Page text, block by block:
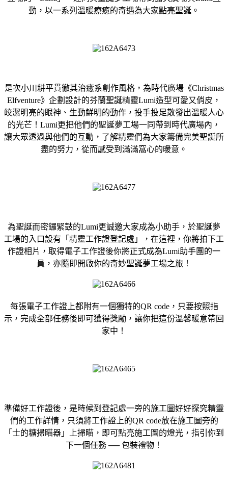
動，以一系列溫暖療癒的奇遇為大家點亮聖誕。
是次小川耕平貫徹其治癒系創作風格，為時代廣場《Christmas
Elfventure》企劃設計的芬蘭聖誕精靈Lumi造型可愛又俏皮，
皎潔明亮的眼神、生動鮮明的動作，投手投足散發出溫暖人心
的光芒！Lumi更把他們的聖誕夢工場一同帶到時代廣場內，
讓大眾透過與他們的互動，了解精靈們為大家籌備完美聖誕所
盡的努力，從而感受到滿滿窩心的暖意。
為聖誕而密鑼緊鼓的Lumi更誠邀大家成為小助手，於聖誕夢
工場的入口設有「精靈工作證登記處」，在這裡，你將拍下工
作證相片，取得電子工作證後你將正式成為Lumi助手團的一
員，亦隨即開啟你的奇妙聖誕夢工場之旅！
每張電子工作證上都附有一個獨特的QR code，只要按照指
示，完成全部任務後即可獲得獎勵，讓你把這份溫馨暖意帶回
家中！
準備好工作證後，是時候到登記處一旁的施工圖好好探究精靈
們的工作詳情，只須將工作證上的QR code放在施工圖旁的
「士的糖掃瞄器」上掃瞄，即可點亮施工圖的燈光，指引你到
下一個任務 ── 包裝禮物！